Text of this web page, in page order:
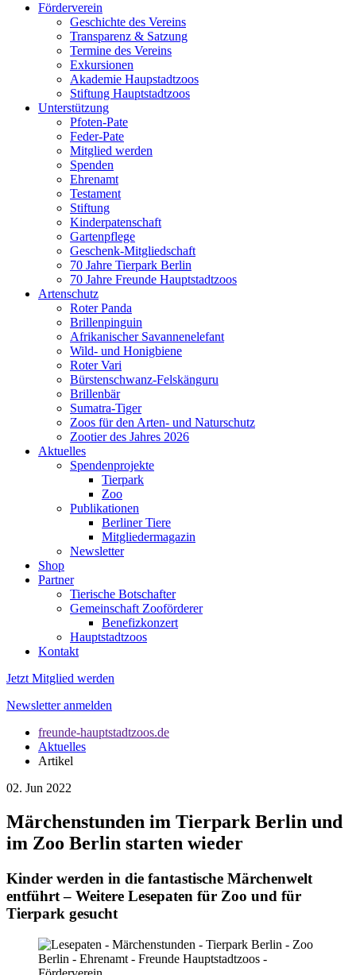
Förderverein
Geschichte des Vereins
Transparenz & Satzung
Termine des Vereins
Exkursionen
Akademie Haupstadtzoos
Stiftung Hauptstadtzoos
Unterstützung
Pfoten-Pate
Feder-Pate
Mitglied werden
Spenden
Ehrenamt
Testament
Stiftung
Kinderpatenschaft
Gartenpflege
Geschenk-Mitgliedschaft
70 Jahre Tierpark Berlin
70 Jahre Freunde Hauptstadtzoos
Artenschutz
Roter Panda
Brillenpinguin
Afrikanischer Savannenelefant
Wild- und Honigbiene
Roter Vari
Bürstenschwanz-Felskänguru
Brillenbär
Sumatra-Tiger
Zoos für den Arten- und Naturschutz
Zootier des Jahres 2026
Aktuelles
Spendenprojekte
Tierpark
Zoo
Publikationen
Berliner Tiere
Mitgliedermagazin
Newsletter
Shop
Partner
Tierische Botschafter
Gemeinschaft Zooförderer
Benefizkonzert
Hauptstadtzoos
Kontakt
Jetzt Mitglied werden
Newsletter anmelden
freunde-hauptstadtzoos.de
Aktuelles
Artikel
02. Jun 2022
Märchenstunden im Tierpark Berlin und
im Zoo Berlin starten wieder
Kinder werden in die fantastische Märchenwelt
entführt – Weitere Lesepaten für Zoo und für
Tierpark gesucht